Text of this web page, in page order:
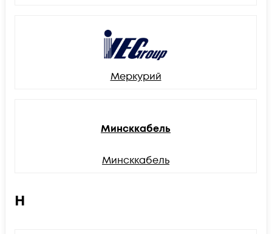
Меркурий
Минсккабель
Минсккабель
Н